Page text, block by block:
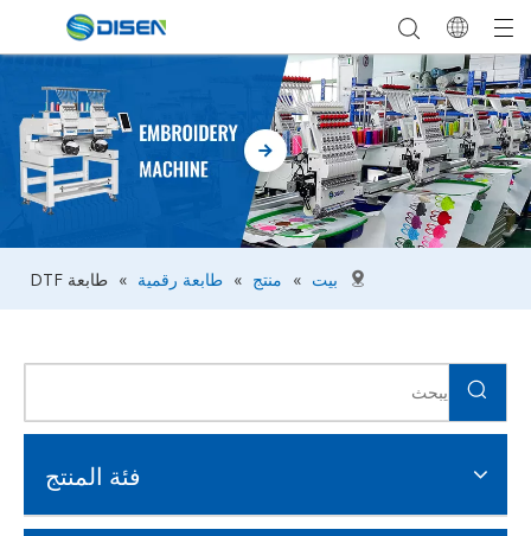
بيت » منتج » طابعة رقمية » طابعة DTF
فئة المنتج